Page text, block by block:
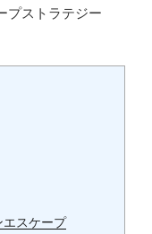
プストラテジー
エスケープ